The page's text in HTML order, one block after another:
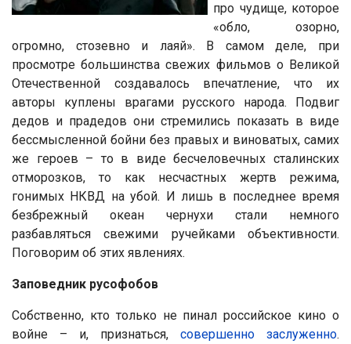
про чудище, которое
«обло, озорно,
огромно, стозевно и лаяй». В самом деле, при
просмотре большинства свежих фильмов о Великой
Отечественной создавалось впечатление, что их
авторы куплены врагами русского народа. Подвиг
дедов и прадедов они стремились показать в виде
бессмысленной бойни без правых и виноватых, самих
же героев – то в виде бесчеловечных сталинских
отморозков, то как несчастных жертв режима,
гонимых НКВД на убой. И лишь в последнее время
безбрежный океан чернухи стали немного
разбавляться свежими ручейками объективности.
Поговорим об этих явлениях.
Заповедник русофобов
Собственно, кто только не пинал российское кино о
войне – и, признаться, совершенно заслуженно.